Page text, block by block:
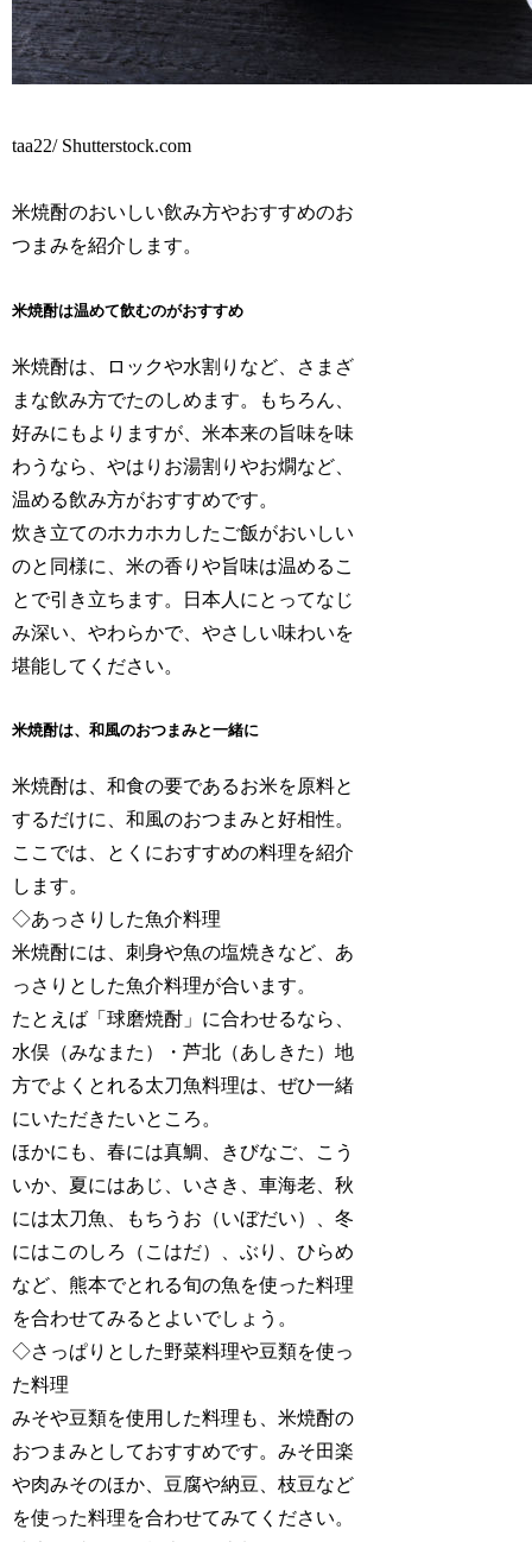
taa22/ Shutterstock.com
米焼酎のおいしい飲み方やおすすめのお
つまみを紹介します。
米焼酎は温めて飲むのがおすすめ
米焼酎は、ロックや水割りなど、さまざ
まな飲み方でたのしめます。もちろん、
好みにもよりますが、米本来の旨味を味
わうなら、やはりお湯割りやお燗など、
温める飲み方がおすすめです。
炊き立てのホカホカしたご飯がおいしい
のと同様に、米の香りや旨味は温めるこ
とで引き立ちます。日本人にとってなじ
み深い、やわらかで、やさしい味わいを
堪能してください。
米焼酎は、和風のおつまみと一緒に
米焼酎は、和食の要であるお米を原料と
するだけに、和風のおつまみと好相性。
ここでは、とくにおすすめの料理を紹介
します。
◇あっさりした魚介料理
米焼酎には、刺身や魚の塩焼きなど、あ
っさりとした魚介料理が合います。
たとえば「球磨焼酎」に合わせるなら、
水俣（みなまた）・芦北（あしきた）地
方でよくとれる太刀魚料理は、ぜひ一緒
にいただきたいところ。
ほかにも、春には真鯛、きびなご、こう
いか、夏にはあじ、いさき、車海老、秋
には太刀魚、もちうお（いぼだい）、冬
にはこのしろ（こはだ）、ぶり、ひらめ
など、熊本でとれる旬の魚を使った料理
を合わせてみるとよいでしょう。
◇さっぱりとした野菜料理や豆類を使っ
た料理
みそや豆類を使用した料理も、米焼酎の
おつまみとしておすすめです。みそ田楽
や肉みそのほか、豆腐や納豆、枝豆など
を使った料理を合わせてみてください。